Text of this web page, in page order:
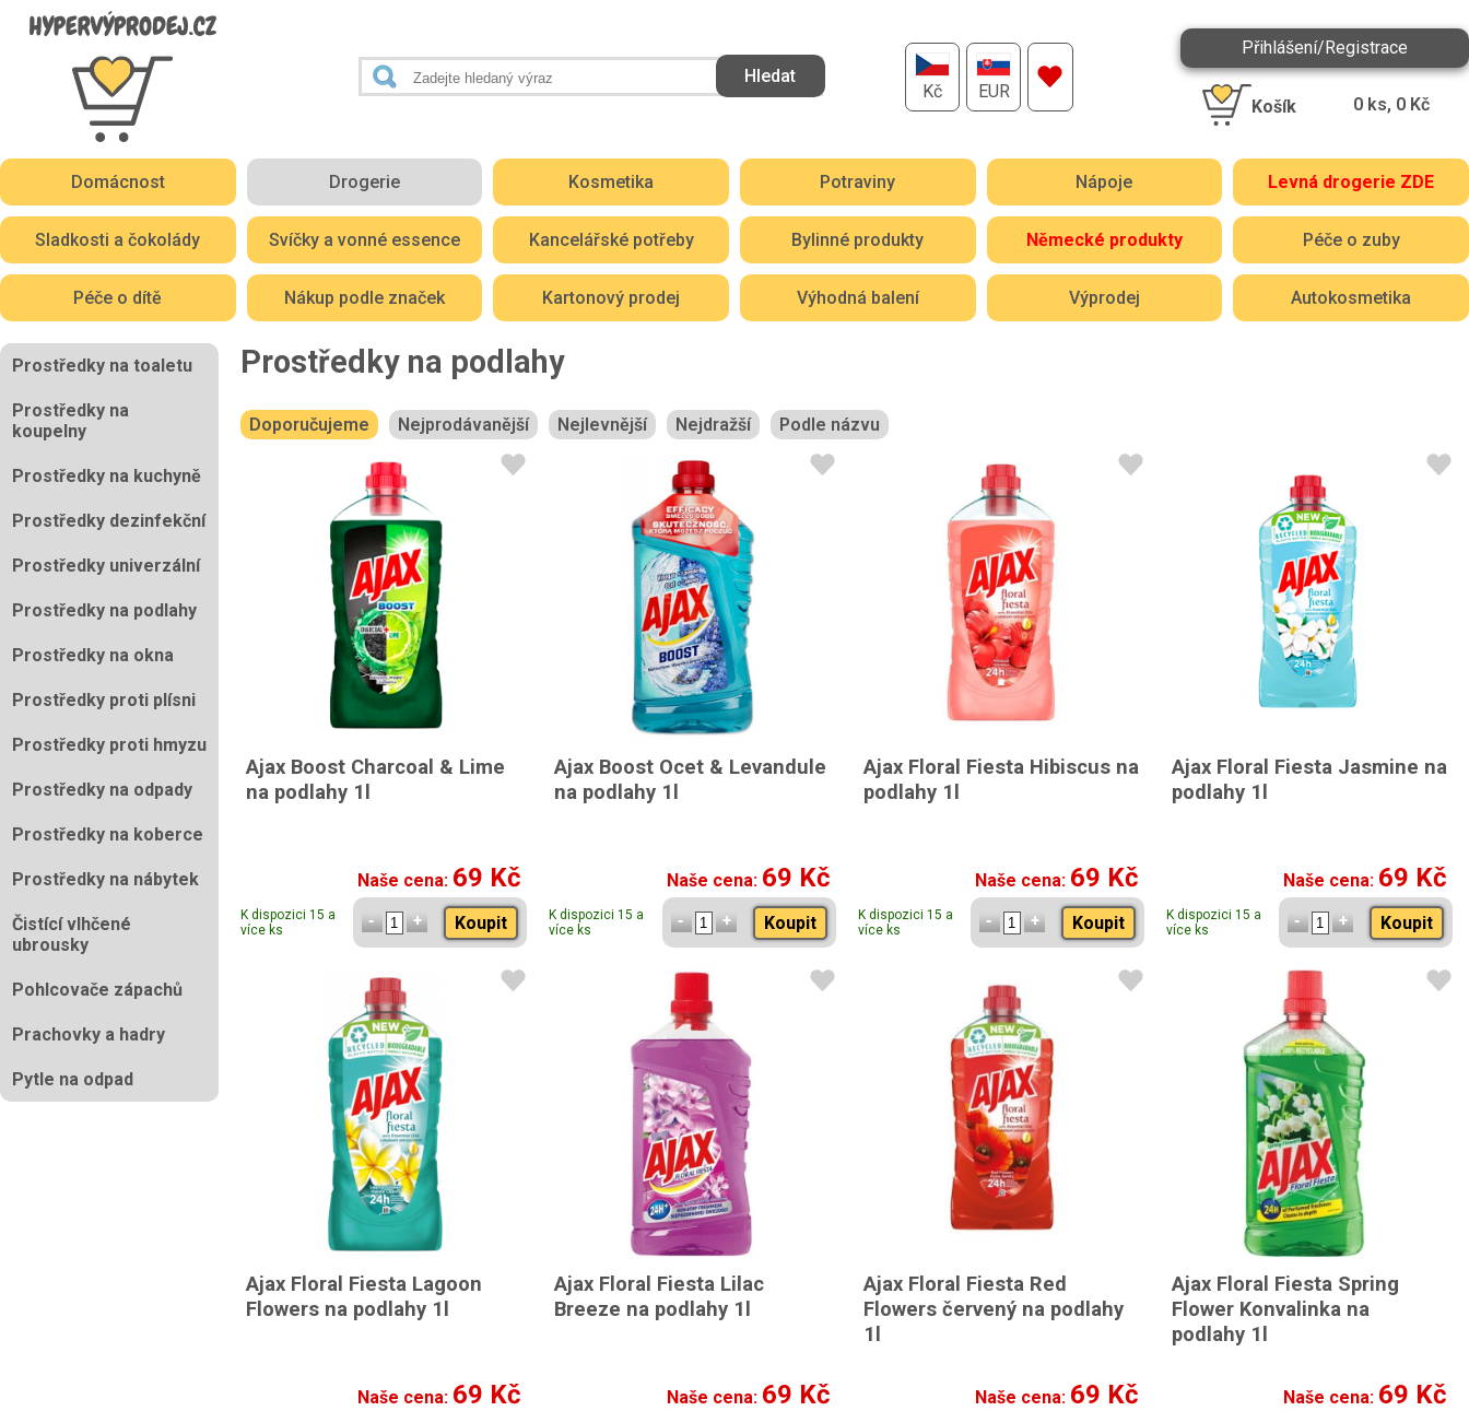
Kč EUR
Přihlášení/Registrace
Košík 0 ks, 0 Kč
Domácnost Drogerie Kosmetika Potraviny Nápoje Levná drogerie ZDE
Sladkosti a čokolády Svíčky a vonné essence Kancelářské potřeby Bylinné produkty Německé produkty Péče o zuby
Péče o dítě Nákup podle značek Kartonový prodej Výhodná balení Výprodej Autokosmetika
Prostředky na toaletu
Prostředky na
koupelny
Prostředky na kuchyně
Prostředky dezinfekční
Prostředky univerzální
Prostředky na podlahy
Prostředky na okna
Prostředky proti plísni
Prostředky proti hmyzu
Prostředky na odpady
Prostředky na koberce
Prostředky na nábytek
Čistící vlhčené
ubrousky
Pohlcovače zápachů
Prachovky a hadry
Pytle na odpad
Prostředky na podlahy
Doporučujeme Nejprodávanější Nejlevnější Nejdražší Podle názvu
Ajax Boost Charcoal & Lime
na podlahy 1l
Naše cena: 69 Kč
K dispozici 15 a
více ks
Koupit
Ajax Boost Ocet & Levandule
na podlahy 1l
Naše cena: 69 Kč
K dispozici 15 a
více ks
Koupit
Ajax Floral Fiesta Hibiscus na
podlahy 1l
Naše cena: 69 Kč
K dispozici 15 a
více ks
Koupit
Ajax Floral Fiesta Jasmine na
podlahy 1l
Naše cena: 69 Kč
K dispozici 15 a
více ks
Koupit
Ajax Floral Fiesta Lagoon
Flowers na podlahy 1l
Naše cena: 69 Kč
Ajax Floral Fiesta Lilac
Breeze na podlahy 1l
Naše cena: 69 Kč
Ajax Floral Fiesta Red
Flowers červený na podlahy
1l
Naše cena: 69 Kč
Ajax Floral Fiesta Spring
Flower Konvalinka na
podlahy 1l
Naše cena: 69 Kč